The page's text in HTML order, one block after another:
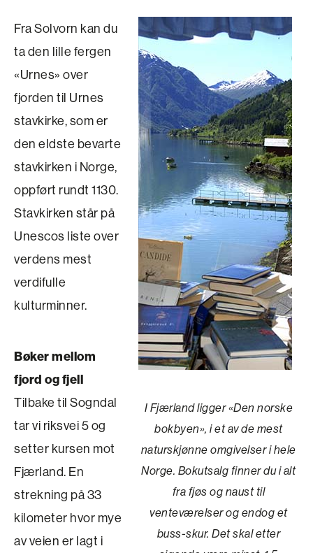
I Fjærland ligger «Den norske
bokbyen», i et av de mest
naturskjønne omgivelser i hele
Norge. Bokutsalg finner du i alt
fra fjøs og naust til
venteværelser og endog et
buss-skur. Det skal etter
Fra Solvorn kan du
ta den lille fergen
«Urnes» over
fjorden til Urnes
stavkirke, som er
den eldste bevarte
stavkirken i Norge,
oppført rundt 1130.
Stavkirken står på
Unescos liste over
verdens mest
verdifulle
kulturminner.
Bøker mellom
fjord og fjell
Tilbake til Sogndal
tar vi riksvei 5 og
setter kursen mot
Fjærland. En
strekning på 33
kilometer hvor mye
av veien er lagt i